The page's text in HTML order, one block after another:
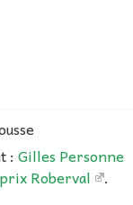
: Gilles Personne
Roberval
.